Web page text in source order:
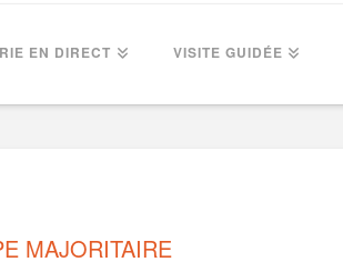
EN DIRECT VISITE GUIDÉE
MAJORITAIRE